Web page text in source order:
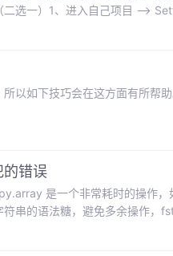
二选一）1、进入自己项目 —>
录创建。文件，并添加 token
以如下技巧会在这方面有所帮
的错误
是一个非常耗时的操作，
串的语法糖，避免多余操作，
易出错，建议使用 pathlib 进